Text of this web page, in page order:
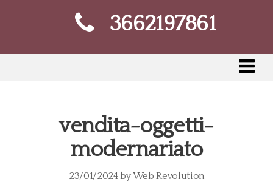
3662197861
vendita-oggetti-
modernariato
23/01/2024byWeb Revolution